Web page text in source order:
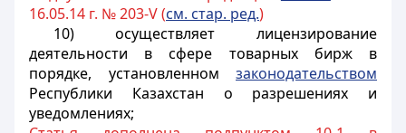
16.05.14 г. № 203-V (см. стар. ред.)
10) осуществляет лицензирование
деятельности в сфере товарных бирж в
порядке, установленном законодательством
Республики Казахстан о разрешениях и
уведомлениях;